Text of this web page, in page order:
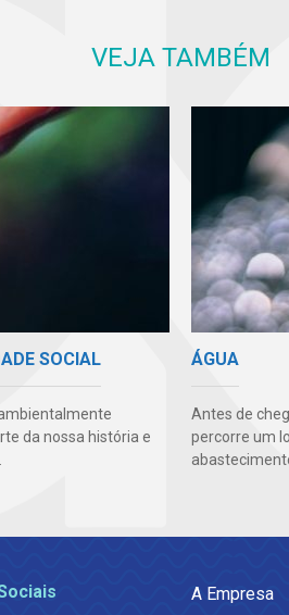
VEJA TAMBÉM
SOCIAL
da nossa história e
ÁGUA
Antes de
percorre um
A Empresa